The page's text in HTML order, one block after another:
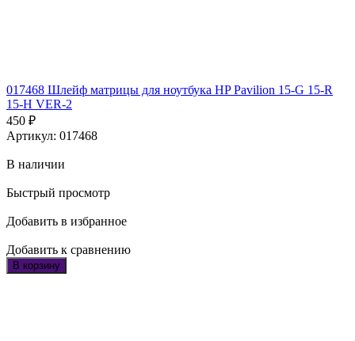
017468 Шлейф матрицы для ноутбука HP Pavilion 15-G 15-R
15-H VER-2
450 ₽
Артикул: 017468
В наличии
Быстрый просмотр
Добавить в избранное
Добавить к сравнению
В корзину